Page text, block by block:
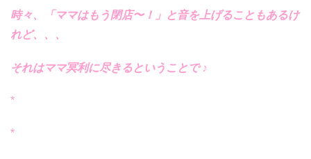
時々、「ママはもう閉店〜！」と音を上げることもあるけ
れど、、、
それはママ冥利に尽きるということで ♪
*
*